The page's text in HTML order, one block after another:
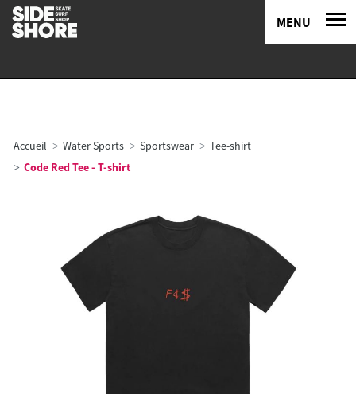
MENU
Accueil Water Sports Sportswear
Tee-shirt
Code Red Tee - T-shirt